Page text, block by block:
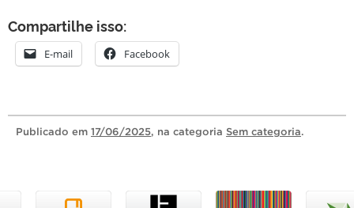
Compartilhe isso:
E-mail Facebook
Publicado em 17/06/2025, na categoria Sem categoria.